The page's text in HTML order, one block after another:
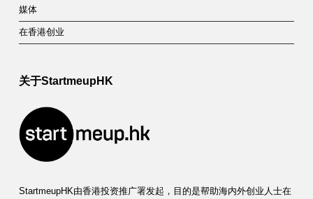
媒体
在香港创业
关于StartmeupHK
StartmeupHK由香港投资推广署发起，目的是帮助海内外创业人士在